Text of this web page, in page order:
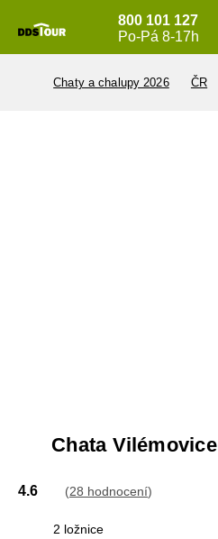
800 101 127
Po-Pá 8-17h
Chaty a chalupy 2026 ČR
Chata Vilémovice
4.6 (28 hodnocení)
2 ložnice